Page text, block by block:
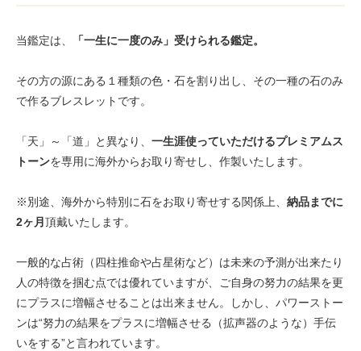
当鑑定は、 「一生に一度のみ」受けられる鑑定。
その方の源にある１種類の色・石を割り出し、その一種の石のみ
で作るブレスレットです。
「天」～「道」と異なり、 一生涯使っていただけるプレミアムス
トーンを専用に海外からお取り寄せし、作製いたします。
※別途、海外から特別に石をお取り寄せする関係上、 納品までに
2ヶ月 頂戴いたします。
一般的な占術（四柱推命や占星術など）は未来の予測が出来たり
人の特徴を掴む点では優れていますが、ご自身の努力の結果を更
にプラスに増幅させることは出来ません。しかし、パワーストー
ンは“努力の結果をプラスに増幅させる（拡声器のような）手伝
いをする”と言われています。